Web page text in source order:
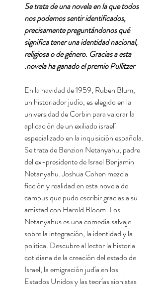
Se trata de una novela en la que todos
nos podemos sentir identificados,
precisamente preguntándonos qué
significa tener una identidad nacional,
religiosa o de género. Gracias a esta
novela ha ganado el premio Pullitzer.
En la navidad de 1959, Ruben Blum,
un historiador judío, es elegido en la
universidad de Corbin para valorar la
aplicación de un exiliado israelí
especializado en la inquisición española.
Se trata de Benzion Netanyahu, padre
del ex-presidente de Israel Benjamín
Netanyahu. Joshua Cohen mezcla
ficción y realidad en esta novela de
campus que pudo escribir gracias a su
amistad con Harold Bloom. Los
Netanyahus es una comedia salvaje
sobre la integración, la identidad y la
política. Descubre al lector la historia
cotidiana de la creación del estado de
Israel, la emigración judía en los
Estados Unidos y las teorías sionistas